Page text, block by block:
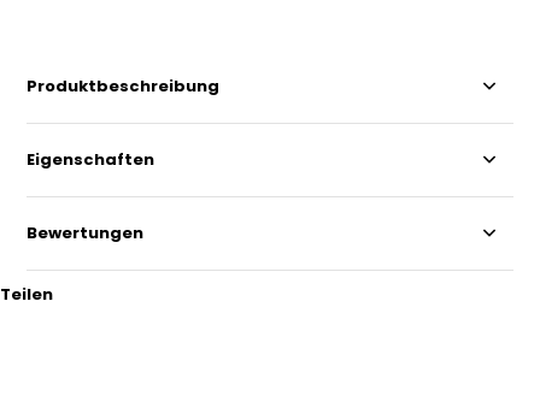
Produktbeschreibung
Eigenschaften
Bewertungen
Teilen